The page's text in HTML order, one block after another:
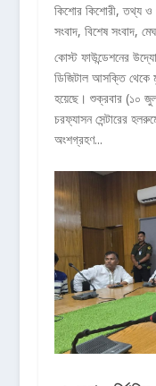
কিশোর কিশোরী,তথ্য ও
সংবাদ, বিশেষ সংবাদ,
কোস্ট ফাউন্ডেশনের
ডিজিটাল আসক্তি থেকে
হয়েছে। শুক্রবার (১০
চরফ্যাসন সেন্টারের
অংশগ্রহণ...